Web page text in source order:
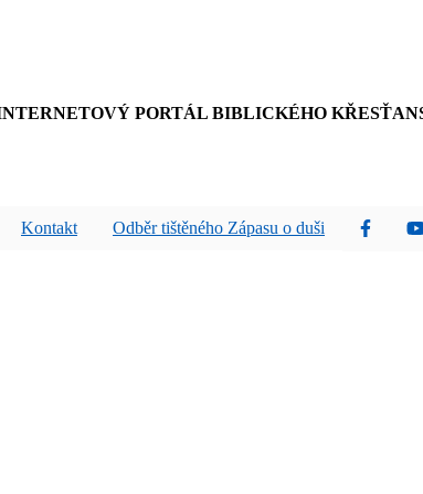
PORTÁL BIBLICKÉHO
Kontakt Odběr tištěného Zápasu o duši